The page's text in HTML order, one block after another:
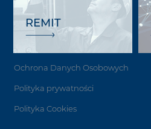
REMIT
Ochrona Danych Osobowych
Polityka prywatności
Polityka Cookies